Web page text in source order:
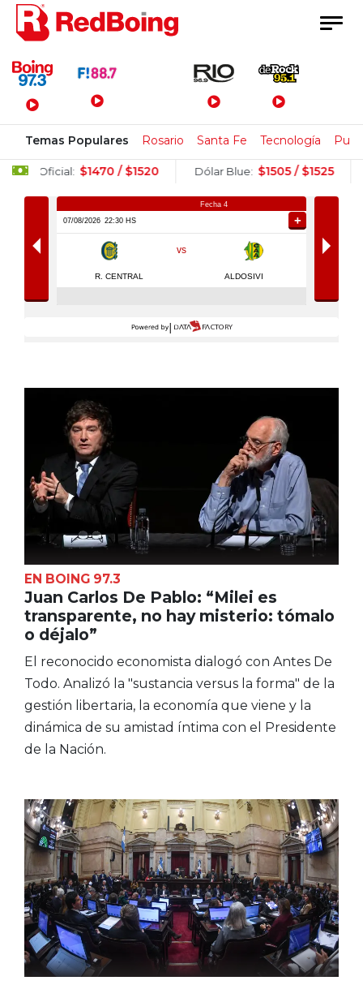
Menú Principal
Temas Populares Rosario Santa Fe Tecnología
Dólar Blue: $1505 / $1525 Dólar Bolsa: $1524.5 /
EN BOING 97.3
Juan Carlos De Pablo: “Milei es
transparente, no hay misterio: tómalo
o déjalo”
El reconocido economista dialogó con Antes De
Todo. Analizó la "sustancia versus la forma" de la
gestión libertaria, la economía que viene y la
dinámica de su amistad íntima con el Presidente
de la Nación.